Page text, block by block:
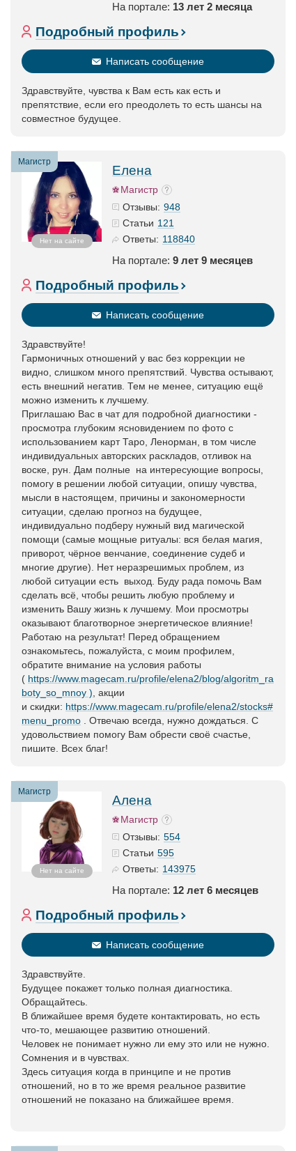
На портале: 13 лет 2 месяца
Подробный профиль
Написать сообщение
Здравствуйте, чувства к Вам есть как есть и
препятствие, если его преодолеть то есть шансы на
совместное будущее.
Магистр
Нет на сайте
Елена
Магистр
Отзывы: 948
Статьи 121
Ответы: 118840
На портале: 9 лет 9 месяцев
Подробный профиль
Написать сообщение
Здравствуйте!
Гармоничных отношений у вас без коррекции не
видно, слишком много препятствий. Чувства остывают,
есть внешний негатив. Тем не менее, ситуацию ещё
можно изменить к лучшему.
Приглашаю Вас в чат для подробной диагностики -
просмотра глубоким ясновидением по фото с
использованием карт Таро, Ленорман, в том числе
индивидуальных авторских раскладов, отливок на
воске, рун. Дам полные на интересующие вопросы,
помогу в решении любой ситуации, опишу чувства,
мысли в настоящем, причины и закономерности
ситуации, сделаю прогноз на будущее,
индивидуально подберу нужный вид магической
помощи (самые мощные ритуалы: вся белая магия,
приворот, чёрное венчание, соединение судеб и
многие другие). Нет неразрешимых проблем, из
любой ситуации есть выход. Буду рада помочь Вам
сделать всё, чтобы решить любую проблему и
изменить Вашу жизнь к лучшему. Мои просмотры
оказывают благотворное энергетическое влияние!
Работаю на результат! Перед обращением
ознакомьтесь, пожалуйста, с моим профилем,
обратите внимание на условия работы
( https://www.magecam.ru/profile/elena2/blog/algoritm_ra
boty_so_mnoy ) , акции
и скидки: https://www.magecam.ru/profile/elena2/stocks#
menu_promo . Отвечаю всегда, нужно дождаться. С
удовольствием помогу Вам обрести своё счастье,
пишите. Всех благ!
Магистр
Нет на сайте
Алена
Магистр
Отзывы: 554
Статьи 595
Ответы: 143975
На портале: 12 лет 6 месяцев
Подробный профиль
Написать сообщение
Здравствуйте.
Будущее покажет только полная диагностика.
Обращайтесь.
В ближайшее время будете контактировать, но есть
что-то, мешающее развитию отношений.
Человек не понимает нужно ли ему это или не нужно.
Сомнения и в чувствах.
Здесь ситуация когда в принципе и не против
отношений, но в то же время реальное развитие
отношений не показано на ближайшее время.